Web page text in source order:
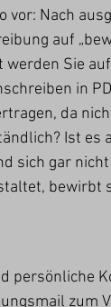
vor: Nach
auf
Sie
in
da
Ist
sich gar
bewirbt
persönliche
zum